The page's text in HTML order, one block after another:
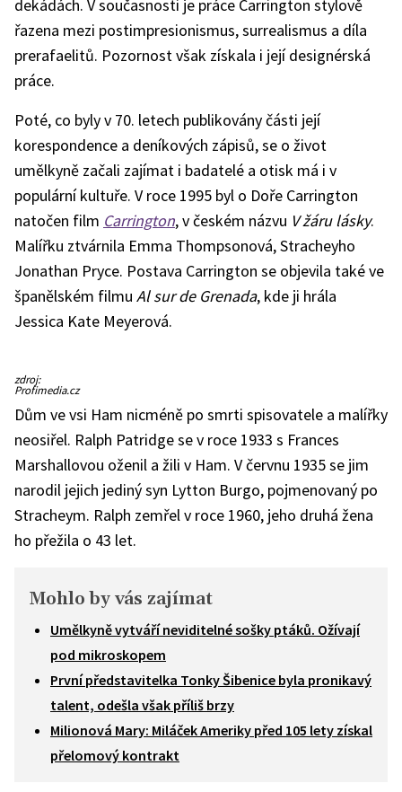
dekádách. V současnosti je práce Carrington stylově
řazena mezi postimpresionismus, surrealismus a díla
prerafaelitů. Pozornost však získala i její designérská
práce.
Poté, co byly v 70. letech publikovány části její
korespondence a deníkových zápisů, se o život
umělkyně začali zajímat i badatelé a otisk má i v
populární kultuře. V roce 1995 byl o Doře Carrington
natočen film Carrington, v českém názvu V žáru lásky.
Malířku ztvárnila Emma Thompsonová, Stracheyho
Jonathan Pryce. Postava Carrington se objevila také ve
španělském filmu Al sur de Grenada, kde ji hrála
Jessica Kate Meyerová.
Emma
Thompsonová
ztvárnila
Doru
Carrington
snímku
žáru
lásky
zdroj:
Profimedia.cz
Dům ve vsi Ham nicméně po smrti spisovatele a malířky
neosiřel. Ralph Patridge se v roce 1933 s Frances
Marshallovou oženil a žili v Ham. V červnu 1935 se jim
narodil jejich jediný syn Lytton Burgo, pojmenovaný po
Stracheym. Ralph zemřel v roce 1960, jeho druhá žena
ho přežila o 43 let.
Mohlo by vás zajímat
Umělkyně vytváří neviditelné sošky ptáků. Ožívají
pod mikroskopem
První představitelka Tonky Šibenice byla pronikavý
talent, odešla však příliš brzy
Milionová Mary: Miláček Ameriky před 105 lety získal
přelomový kontrakt